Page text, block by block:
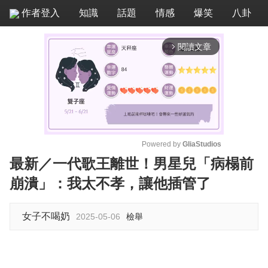
作者登入 知識 話題 情感 爆笑 八卦
arrow_forward_ios 閱讀文章
M
u
Powered by GliaStudios
最新／一代歌王離世！男星兒「病榻前
崩潰」：我太不孝，讓他插管了
女子不喝奶 2025-05-06 檢舉